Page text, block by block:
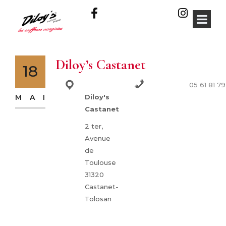
18
MAI
Diloy’s Castanet
Diloy's
Castanet
2 ter,
Avenue
de
Toulouse
31320
Castanet-
Tolosan
05 61 81